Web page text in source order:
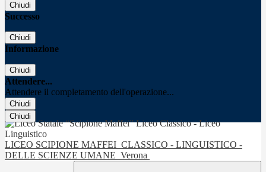
Chiudi
Successo
Chiudi
Informazione
Chiudi
Attendere...
Attendere il completamento dell'operazione...
Chiudi
Chiudi
LICEO SCIPIONE MAFFEI CLASSICO - LINGUISTICO -
DELLE SCIENZE UMANE Verona